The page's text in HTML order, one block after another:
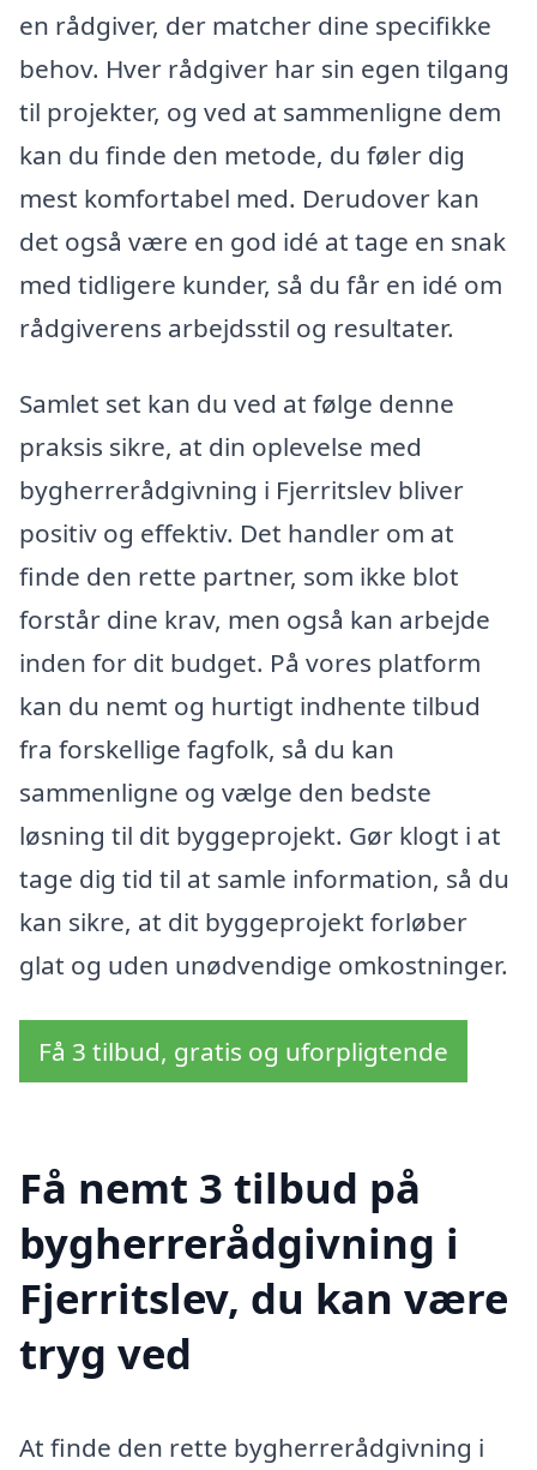
en rådgiver, der matcher dine specifikke
behov. Hver rådgiver har sin egen tilgang
til projekter, og ved at sammenligne dem
kan du finde den metode, du føler dig
mest komfortabel med. Derudover kan
det også være en god idé at tage en snak
med tidligere kunder, så du får en idé om
rådgiverens arbejdsstil og resultater.
Samlet set kan du ved at følge denne
praksis sikre, at din oplevelse med
bygherrerådgivning i Fjerritslev bliver
positiv og effektiv. Det handler om at
finde den rette partner, som ikke blot
forstår dine krav, men også kan arbejde
inden for dit budget. På vores platform
kan du nemt og hurtigt indhente tilbud
fra forskellige fagfolk, så du kan
sammenligne og vælge den bedste
løsning til dit byggeprojekt. Gør klogt i at
tage dig tid til at samle information, så du
kan sikre, at dit byggeprojekt forløber
glat og uden unødvendige omkostninger.
Få 3 tilbud, gratis og uforpligtende
Få nemt 3 tilbud på
bygherrerådgivning i
Fjerritslev, du kan være
tryg ved
At finde den rette bygherrerådgivning i